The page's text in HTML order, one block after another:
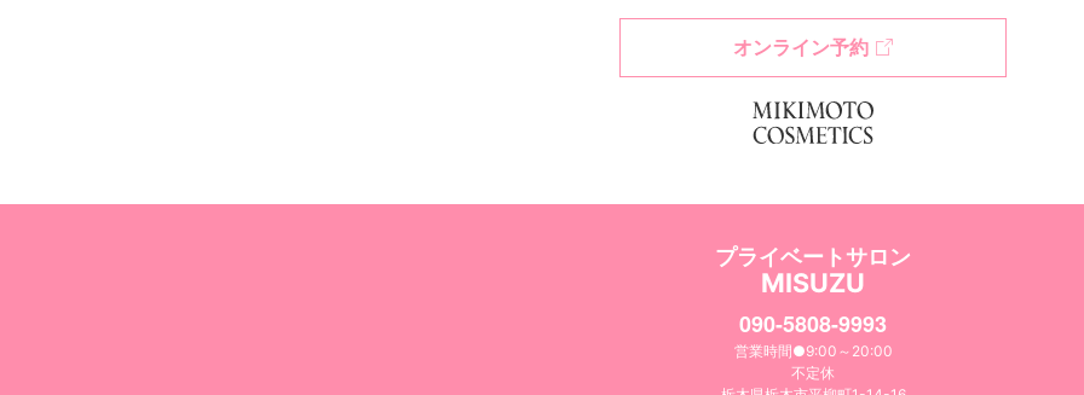
オンライン予約
プライベートサロン
MISUZU
090-5808-9993
営業時間●9:00～20:00
不定休